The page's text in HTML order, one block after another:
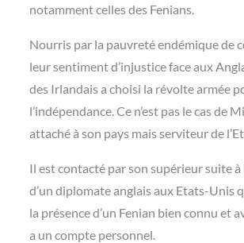
notamment celles des Fenians.
Nourris par la pauvreté endémique de
leur sentiment d’injustice face aux
des Irlandais a choisi la révolte armée
l’indépendance. Ce n’est pas le cas de
attaché à son pays mais serviteur de
Il est contacté par son supérieur suite à
d’un diplomate anglais aux Etats-Unis
la présence d’un Fenian bien connu et
a un compte personnel.